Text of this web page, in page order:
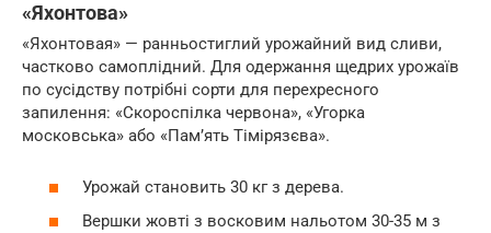
«Яхонтова»
«Яхонтовая» — ранньостиглий урожайний вид сливи,
частково самоплідний. Для одержання щедрих урожаїв
по сусідству потрібні сорти для перехресного
запилення: «Скороспілка червона», «Угорка
московська» або «Пам’ять Тімірязєва».
Урожай становить 30 кг з дерева.
Вершки жовті з восковим нальотом 30-35 м з